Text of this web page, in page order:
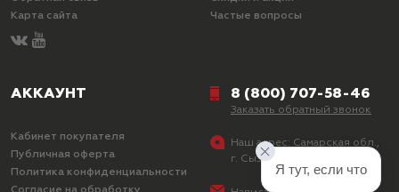
Карта сайта
Частые вопросы
АККАУНТ
Кабинет покупателя
Публичная оферта
Политика конфиденциальности
8 (800) 707-58-46
Заказать обратный звонок
Наш адрес: Самарская обл.,
г. Сызрань, ул. Лазо, д. 25
Я тут, если что